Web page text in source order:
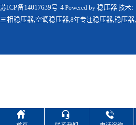
苏ICP备14017639号-4 Powered by 稳压器 技术：
三相稳压器,空调稳压器,8年专注稳压器,稳压器
  